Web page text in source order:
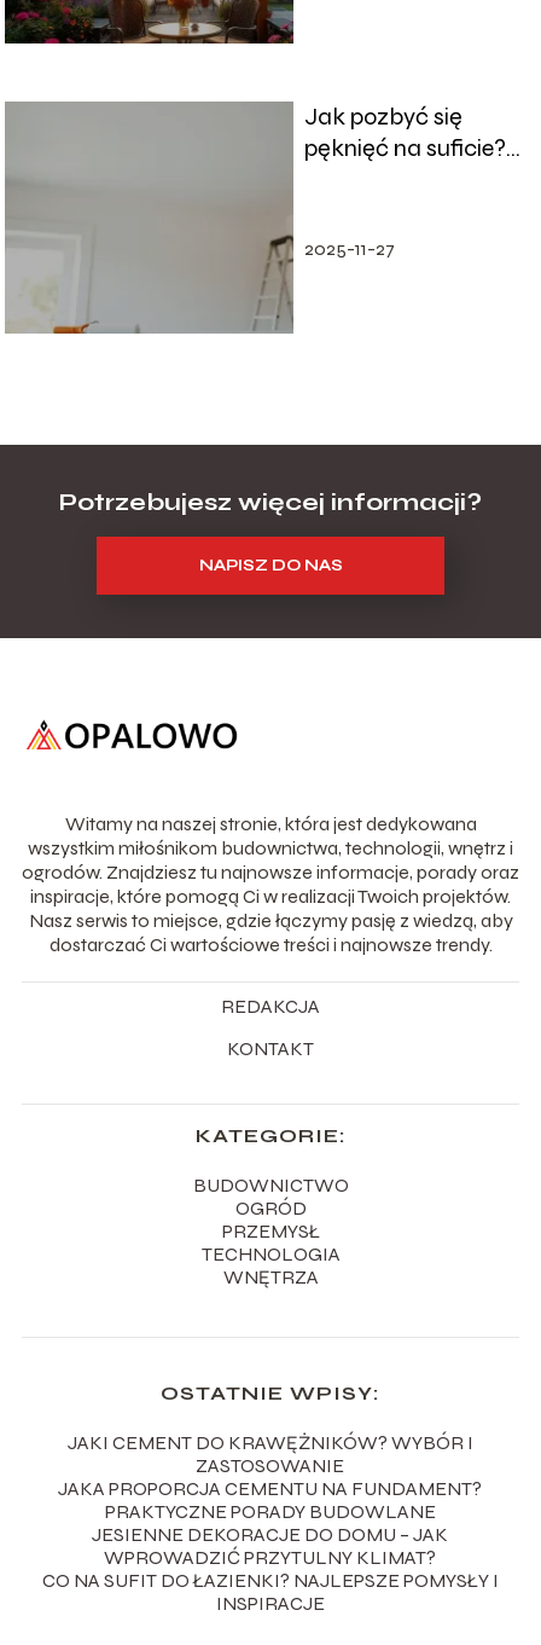
Jak pozbyć się
pęknięć na suficie?
2025-11-27
Potrzebujesz więcej informacji?
NAPISZ DO NAS
Witamy na naszej stronie, która jest dedykowana
wszystkim miłośnikom budownictwa, technologii, wnętrz i
ogrodów. Znajdziesz tu najnowsze informacje, porady oraz
inspiracje, które pomogą Ci w realizacji Twoich projektów.
Nasz serwis to miejsce, gdzie łączymy pasję z wiedzą, aby
dostarczać Ci wartościowe treści i najnowsze trendy.
REDAKCJA
KONTAKT
KATEGORIE:
BUDOWNICTWO
OGRÓD
PRZEMYSŁ
TECHNOLOGIA
WNĘTRZA
OSTATNIE WPISY:
JAKI CEMENT DO KRAWĘŻNIKÓW? WYBÓR I
ZASTOSOWANIE
JAKA PROPORCJA CEMENTU NA FUNDAMENT?
PRAKTYCZNE PORADY BUDOWLANE
JESIENNE DEKORACJE DO DOMU – JAK
WPROWADZIĆ PRZYTULNY KLIMAT?
CO NA SUFIT DO ŁAZIENKI? NAJLEPSZE POMYSŁY I
INSPIRACJE